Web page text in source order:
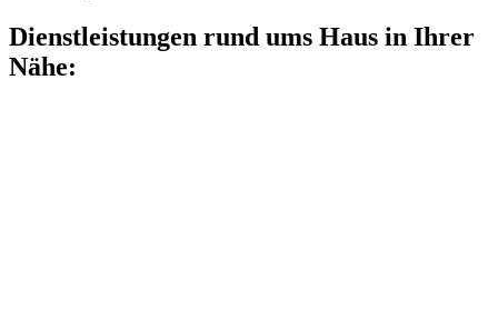
Dienstleistungen rund ums Haus in Ihrer
Nähe: